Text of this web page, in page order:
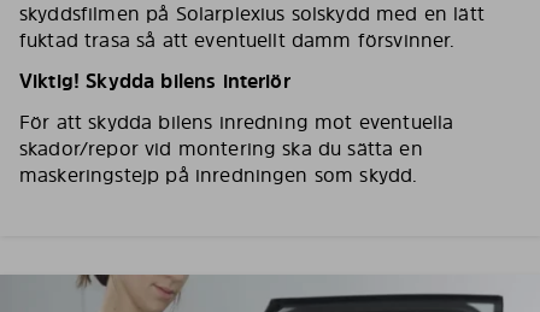
skyddsfilmen på Solarplexius solskydd med en lätt
fuktad trasa så att eventuellt damm försvinner.
Viktig! Skydda bilens interiör
För att skydda bilens inredning mot eventuella
skador/repor vid montering ska du sätta en
maskeringstejp på inredningen som skydd.